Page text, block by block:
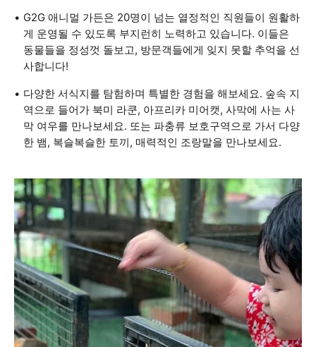
G2G 애니멀 가든은 20명이 넘는 열정적인 직원들이 원활하
게 운영될 수 있도록 부지런히 노력하고 있습니다. 이들은
동물들을 정성껏 돌보고, 방문객들에게 잊지 못할 추억을 선
사합니다!
다양한 서식지를 탐험하며 특별한 경험을 해보세요. 숲속 지
역으로 들어가 북미 라쿤, 아프리카 미어캣, 사막에 사는 사
막 여우를 만나보세요. 또는 파충류 보호구역으로 가서 다양
한 뱀, 복슬복슬한 토끼, 매력적인 조랑말을 만나보세요.